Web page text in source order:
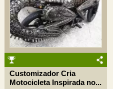
Customizador Cria
Motocicleta Inspirada no...